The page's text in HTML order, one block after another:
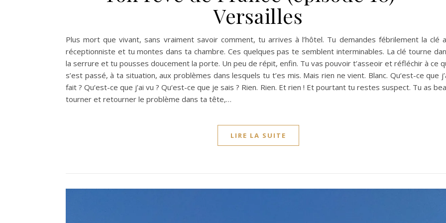
Versailles
Plus mort que vivant, sans vraiment savoir comment, tu arrives à l’hôtel. Tu demandes fébrilement la clé
réceptionniste et tu montes dans ta chambre. Ces quelques pas te semblent interminables. La clé tourne
la serrure et tu pousses doucement la porte. Un peu de répit, enfin. Tu vas pouvoir t’asseoir et réfléchir à ce
s’est passé, à ta situation, aux problèmes dans lesquels tu t’es mis. Mais rien ne vient. Blanc. Qu‘est-ce que
fait ? Qu‘est-ce que j’ai vu ? Qu‘est-ce que je sais ? Rien. Rien. Et rien ! Et pourtant tu restes suspect. Tu as
tourner et retourner le problème dans ta tête,…
LIRE LA SUITE